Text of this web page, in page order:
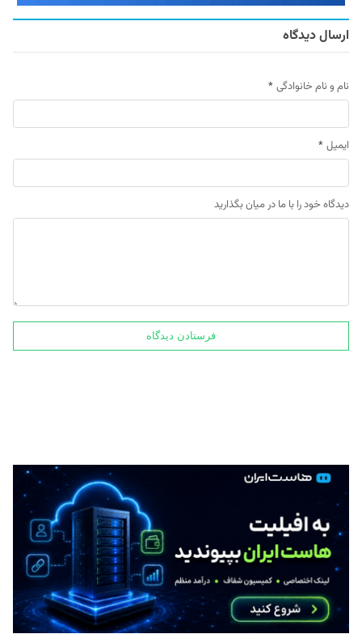
ارسال دیدگاه
نام و نام خانوادگی *
ایمیل *
دیدگاه خود را با ما در میان بگذارید